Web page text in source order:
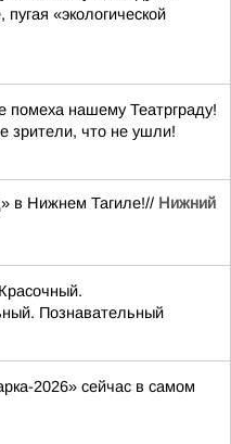
«экологической
помеха нашему Театрграду!
зрители, что не ушли!
в Нижнем Тагиле!// Нижний
Познавательный
2026» сейчас в самом